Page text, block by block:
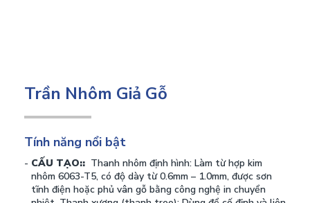
Trần Nhôm Giả Gỗ
Tính năng nổi bật
CẤU TẠO:: Thanh nhôm định hình: Làm từ hợp kim
nhôm 6063-T5, có độ dày từ 0.6mm – 1.0mm, được sơn
tĩnh điện hoặc phủ vân gỗ bằng công nghệ in chuyển